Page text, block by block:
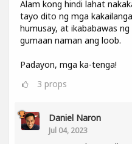
Alam kong hindi lahat
tayo dito ng mga
humusay, at ikababawas
gumaan naman ang loob.
Padayon, mga ka-tenga!
3 props
Daniel Naron
Jul 04, 2023